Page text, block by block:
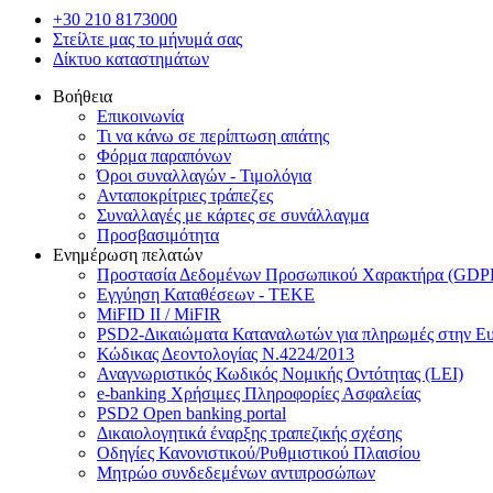
+30 210 8173000
Στείλτε μας το μήνυμά σας
Δίκτυο καταστημάτων
Βοήθεια
Επικοινωνία
Τι να κάνω σε περίπτωση απάτης
Φόρμα παραπόνων
Όροι συναλλαγών - Τιμολόγια
Ανταποκρίτριες τράπεζες
Συναλλαγές με κάρτες σε συνάλλαγμα
Προσβασιμότητα
Ενημέρωση πελατών
Προστασία Δεδομένων Προσωπικού Χαρακτήρα
Εγγύηση Καταθέσεων - TEKE
MiFID II / MiFIR
PSD2-Δικαιώματα Καταναλωτών για πληρωμές στην
Κώδικας Δεοντολογίας Ν.4224/2013
Αναγνωριστικός Κωδικός Νομικής Οντότητας (LEI)
e-banking Χρήσιμες Πληροφορίες Ασφαλείας
PSD2 Open banking portal
Δικαιολογητικά έναρξης τραπεζικής σχέσης
Οδηγίες Κανονιστικού/Ρυθμιστικού Πλαισίου
Μητρώο συνδεδεμένων αντιπροσώπων